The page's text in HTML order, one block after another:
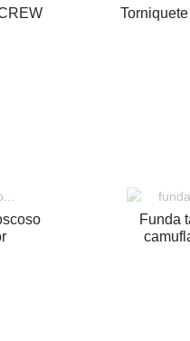
Funda